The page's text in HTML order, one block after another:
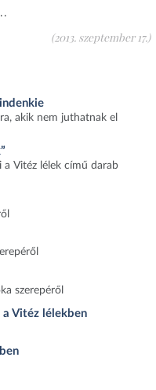
(2013. szeptember 17.)
akik nem juthatnak el
Vitéz lélek című darab
szerepéről
a Vitéz lélekben